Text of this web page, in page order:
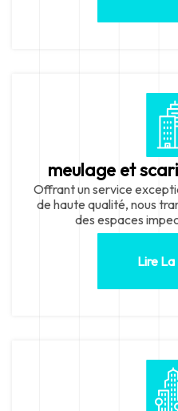
meulage et
Offrant un service
de haute qualité, nous
des espaces
Lire